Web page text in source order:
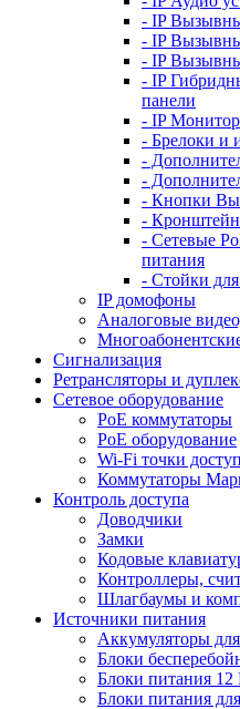
- IP
- IP
- IP
- IP
панели
- IP
- Брелоки и
-
-
- Кнопки
-
- Сетевые
питания
- Стойки
IP домофоны
Аналоговые
Сигнализация
Ретрансляторы и
Сетевое оборудование
PoE коммутаторы
PoE оборудование
Wi-Fi точки
Коммутаторы
Контроль доступа
Доводчики
Замки
Кодовые
Контроллеры,
Шлагбаумы и
Источники питания
Аккумуляторы
Блоки
Блоки питания 12
Блоки питания